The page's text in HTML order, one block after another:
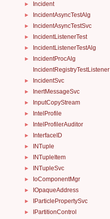
► Incident
► IncidentAsyncTestAlg
► IncidentAsyncTestSvc
► IncidentListenerTest
► IncidentListenerTestAlg
►
IncidentProcAlg
IncidentRegistryTestListener
► IncidentSvc
► InertMessageSvc
► InputCopyStream
► IntelProfile
► IntelProfilerAuditor
► InterfaceID
► INTuple
► INTupleItem
► INTupleSvc
► IoComponentMgr
► IOpaqueAddress
► IParticlePropertySvc
► IPartitionControl